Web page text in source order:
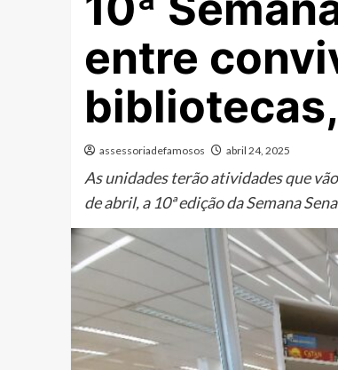
entre
assessoriadefamosos abril 24, 2025
As unidades terão atividades que
de abril, a 10ª edição da Semana